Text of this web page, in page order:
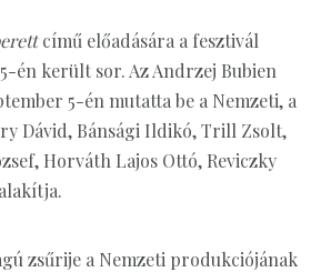
című előadására a fesztivál
én került sor. Az Andrzej Bubien
5-én mutatta be a Nemzeti, a
Dávid, Bánsági Ildikó, Trill Zsolt,
Horváth Lajos Ottó, Reviczky
zsűrije a Nemzeti produkciójának